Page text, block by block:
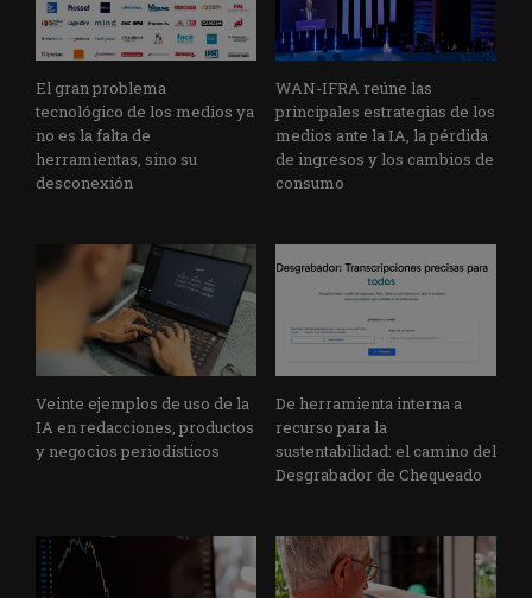
El gran problema
tecnológico de los medios ya
no es la falta de
herramientas, sino su
desconexión
WAN-IFRA reúne las
principales estrategias de los
medios ante la IA, la pérdida
de ingresos y los cambios de
consumo
Veinte ejemplos de uso de la
IA en redacciones, productos
y negocios periodísticos
De herramienta interna a
recurso para la
sustentabilidad: el camino del
Desgrabador de Chequeado